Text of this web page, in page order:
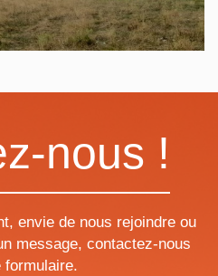
nous !
envie de nous rejoindre ou
message, contactez-nous
formulaire.